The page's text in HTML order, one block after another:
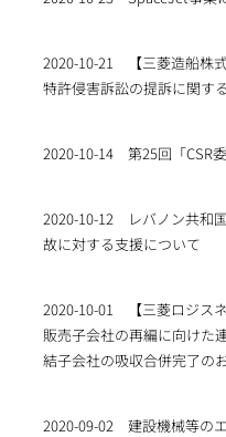
2020-10-21
【三菱造船株
特許侵害訴訟の提訴に関す
2020-10-14 第25回「CSR
2020-10-12
レバノン共和
故に対する支援について
2020-10-01
【三菱ロジス
販売子会社の再編に向けた
結子会社の吸収合併完了の
2020-09-02
建設機械等の